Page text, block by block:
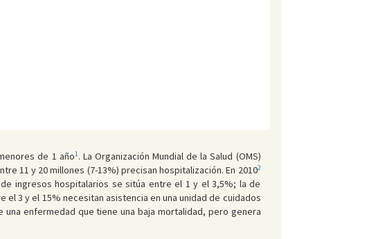
de 1 año1. La Organización Mundial de la Salud (OMS)
11 y 20 millones (7-13%) precisan hospitalización. En 20102
ingresos hospitalarios se sitúa entre el 1 y el 3,5%; la de
3 y el 15% necesitan asistencia en una unidad de cuidados
enfermedad que tiene una baja mortalidad, pero genera